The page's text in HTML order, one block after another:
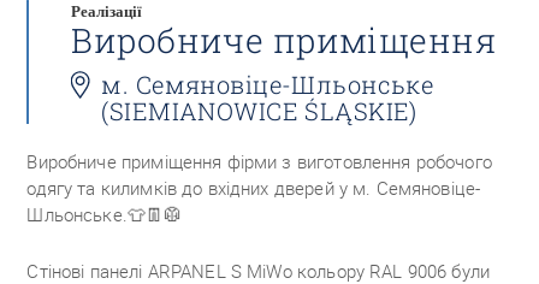
Реалізації
Виробниче приміщення
м. Семяновіце-Шльонське
(SIEMIANOWICE ŚLĄSKIE)
Виробниче приміщення фірми з виготовлення робочого
одягу та килимків до вхідних дверей у м. Семяновіце-
Шльонське.👕👖🥼
Стінові панелі ARPANEL S MiWo кольору RAL 9006 були